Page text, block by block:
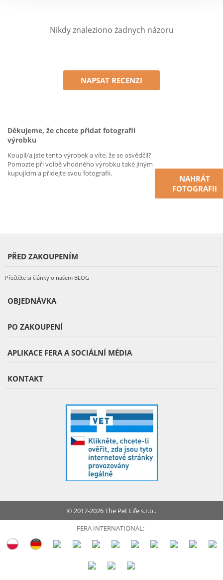
Nikdy znaleziono żadnych názoru
NAPSAT RECENZI
Děkujeme, že chcete přidat fotografii
výrobku
Koupil/a jste tento výrobek a víte, že se osvědčil?
Pomozte při volbě vhodného výrobku také jiným
kupujícím a přidejte svou fotografii.
NAHRÁT
FOTOGRAFII
PŘED ZAKOUPENÍM
Přečtěte si články o našem BLOG
OBJEDNÁVKA
PO ZAKOUPENÍ
APLIKACE FERA A SOCIÁLNÍ MÉDIA
KONTAKT
© 2017-2026 The Pet Life s.r.o..
FERA INTERNATIONAL: